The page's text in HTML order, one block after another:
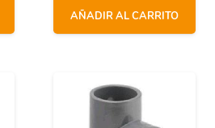
AÑADIR AL CARRITO